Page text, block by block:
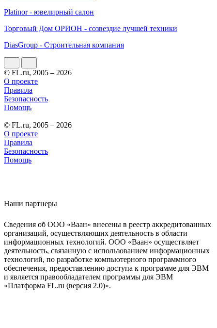
Platinor - ювелирный салон
Торговый Дом ОРИОН - созвездие лучшей техники
DiasGroup - Строительная компания
© FL.ru, 2005 – 2026
О проекте
Правила
Безопасность
Помощь
© FL.ru, 2005 – 2026
О проекте
Правила
Безопасность
Помощь
Наши партнеры
Сведения об ООО «Ваан» внесены в реестр аккредитованных
организаций, осуществляющих деятельность в области
информационных технологий. ООО «Ваан» осуществляет
деятельность, связанную с использованием информационных
технологий, по разработке компьютерного программного
обеспечения, предоставлению доступа к программе для ЭВМ
и является правообладателем программы для ЭВМ
«Платформа FL.ru (версия 2.0)».